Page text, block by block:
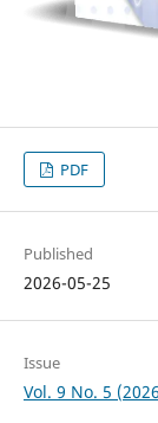
PDF
Published
2026-05-25
Issue
Vol. 9 No. 5